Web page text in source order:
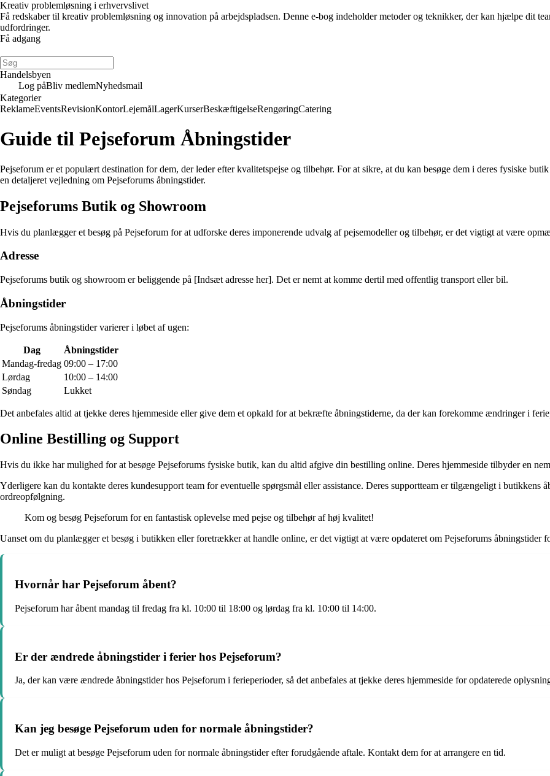
Kreativ problemløsning i erhvervslivet
Få redskaber til kreativ problemløsning og innovation på arbejdspladsen. Denne e-bog indeholder metoder og teknikker, der kan hjælpe dit
udfordringer.
Få adgang
Handelsbyen
Log påBliv medlemNyhedsmail
Kategorier
ReklameEventsRevisionKontorLejemålLagerKurserBeskæftigelseRengøringCatering
Guide til Pejseforum Åbningstider
Pejseforum er et populært destination for dem, der leder efter kvalitetspejse og tilbehør. For at sikre, at du kan besøge dem i deres fysiske
en detaljeret vejledning om Pejseforums åbningstider.
Pejseforums Butik og Showroom
Hvis du planlægger et besøg på Pejseforum for at udforske deres imponerende udvalg af pejsemodeller og tilbehør, er det vigtigt at være
Adresse
Pejseforums butik og showroom er beliggende på [Indsæt adresse her]. Det er nemt at komme dertil med offentlig transport eller bil.
Åbningstider
Pejseforums åbningstider varierer i løbet af ugen:
Dag
Åbningstider
Mandag-fredag 09:00 – 17:00
Lørdag
10:00 – 14:00
Søndag
Lukket
Det anbefales altid at tjekke deres hjemmeside eller give dem et opkald for at bekræfte åbningstiderne, da der kan forekomme ændringer i
Online Bestilling og Support
Hvis du ikke har mulighed for at besøge Pejseforums fysiske butik, kan du altid afgive din bestilling online. Deres hjemmeside tilbyder en
Yderligere kan du kontakte deres kundesupport team for eventuelle spørgsmål eller assistance. Deres supportteam er tilgængeligt i
ordreopfølgning.
Kom og besøg Pejseforum for en fantastisk oplevelse med pejse og tilbehør af høj kvalitet!
Uanset om du planlægger et besøg i butikken eller foretrækker at handle online, er det vigtigt at være opdateret om Pejseforums åbningstider
Hvornår har Pejseforum åbent?
Pejseforum har åbent mandag til fredag fra kl. 10:00 til 18:00 og lørdag fra kl. 10:00 til 14:00.
Er der ændrede åbningstider i ferier hos Pejseforum?
Ja, der kan være ændrede åbningstider hos Pejseforum i ferieperioder, så det anbefales at tjekke deres hjemmeside for opdaterede
Kan jeg besøge Pejseforum uden for normale åbningstider?
Det er muligt at besøge Pejseforum uden for normale åbningstider efter forudgående aftale. Kontakt dem for at arrangere en tid.